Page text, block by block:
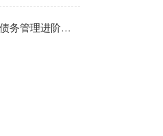
软件研发技术债务管理进阶培训